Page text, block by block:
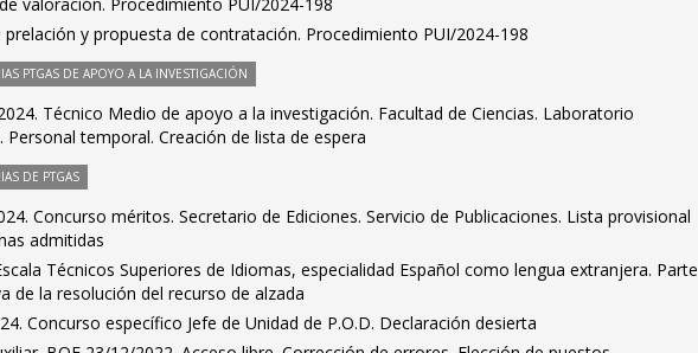
prelación y propuesta de contratación. Procedimiento PUI/2024-198
PTGAS DE APOYO A LA INVESTIGACIÓN
Técnico Medio de apoyo a la investigación. Facultad de Ciencias. Laboratorio
Personal temporal. Creación de lista de espera
DE PTGAS
Concurso méritos. Secretario de Ediciones. Servicio de Publicaciones. Lista provisional
admitidas
Técnicos Superiores de Idiomas, especialidad Español como lengua extranjera. Parte
de la resolución del recurso de alzada
Concurso específico Jefe de Unidad de P.O.D. Declaración desierta